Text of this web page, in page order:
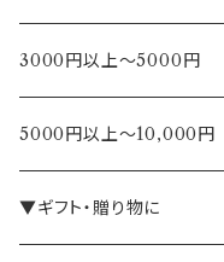
3000円以上～5000円
5000円以上～10,000円
▼ギフト・贈り物に